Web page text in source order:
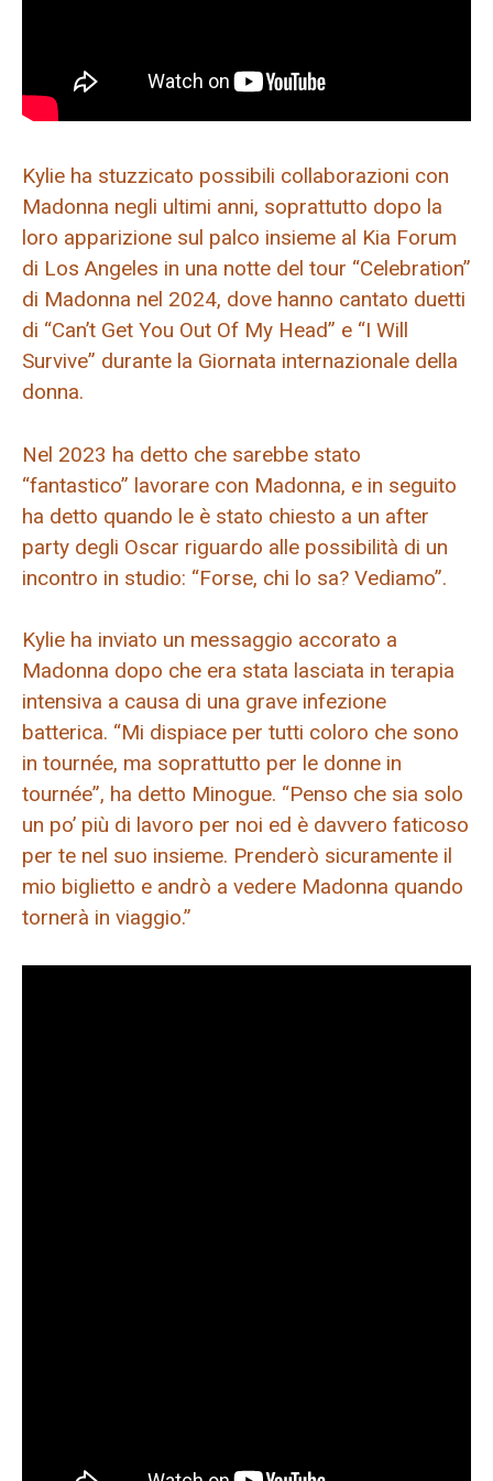
Kylie ha stuzzicato possibili collaborazioni con
Madonna negli ultimi anni, soprattutto dopo la
loro apparizione sul palco insieme al Kia Forum
di Los Angeles in una notte del tour “Celebration”
di Madonna nel 2024, dove hanno cantato duetti
di “Can’t Get You Out Of My Head” e “I Will
Survive” durante la Giornata internazionale della
donna.
Nel 2023 ha detto che sarebbe stato
“fantastico” lavorare con Madonna, e in seguito
ha detto quando le è stato chiesto a un after
party degli Oscar riguardo alle possibilità di un
incontro in studio: “Forse, chi lo sa? Vediamo”.
Kylie ha inviato un messaggio accorato a
Madonna dopo che era stata lasciata in terapia
intensiva a causa di una grave infezione
batterica. “Mi dispiace per tutti coloro che sono
in tournée, ma soprattutto per le donne in
tournée”, ha detto Minogue. “Penso che sia solo
un po’ più di lavoro per noi ed è davvero faticoso
per te nel suo insieme. Prenderò sicuramente il
mio biglietto e andrò a vedere Madonna quando
tornerà in viaggio.”